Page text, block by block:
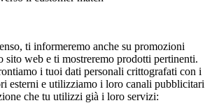
ti informeremo anche su promozioni
sito web e ti mostreremo prodotti pertinenti.
i tuoi dati personali crittografati con i
esterni e utilizziamo i loro canali pubblicitari
che tu utilizzi già i loro servizi: